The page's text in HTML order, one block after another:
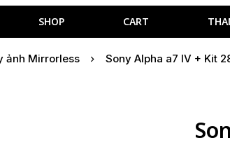
SHOP CART
ảnh Mirrorless Sony Alpha a7 IV + Kit